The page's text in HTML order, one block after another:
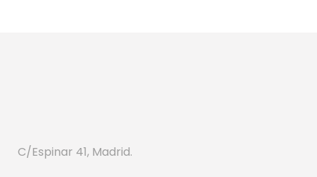
C/Espinar 41, Madrid.